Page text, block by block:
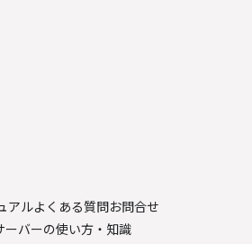
アルよくある質問お問合せ
ーバーの使い方・知識